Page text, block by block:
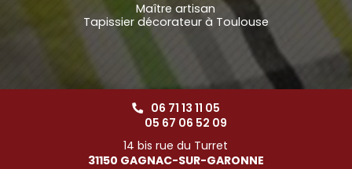
Maître artisan
Tapissier décorateur à Toulouse
06 71 13 11 05
05 67 06 52 09
14 bis rue du Turret
31150 GAGNAC-SUR-GARONNE